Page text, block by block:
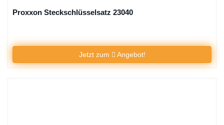
Proxxon Steckschlüsselsatz 23040
Jetzt zum Angebot!